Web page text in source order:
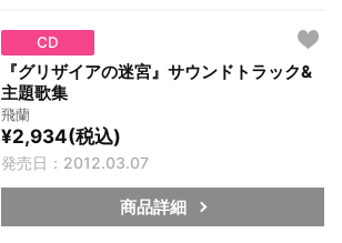
CD
『グリザイアの迷宮』サウンドトラック&
主題歌集
飛蘭
¥2,934(税込)
発売日：2012.03.07
商品詳細